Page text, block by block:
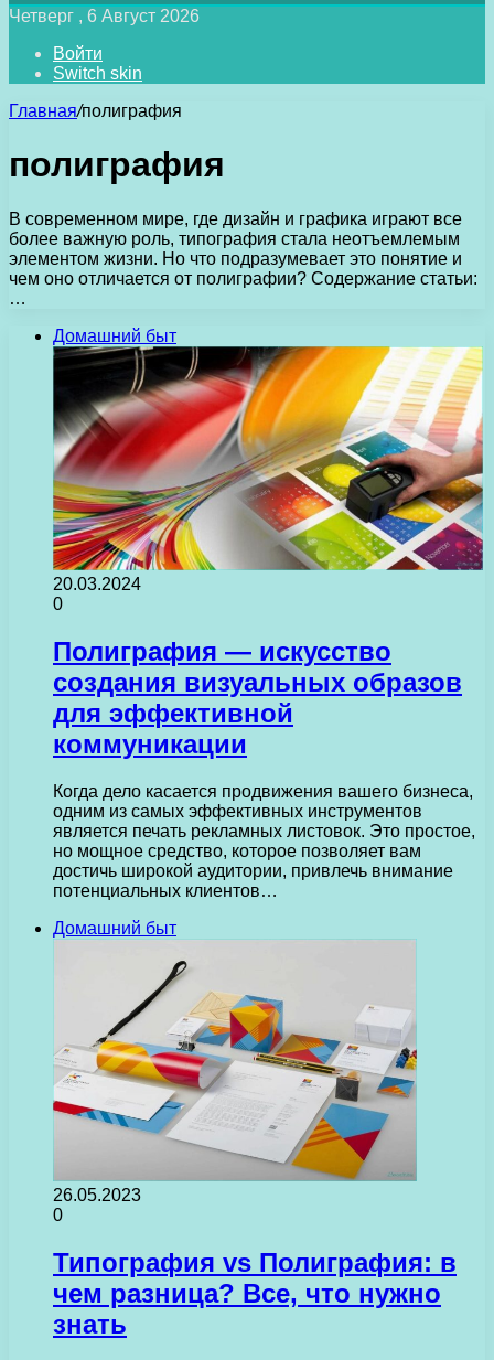
Четверг , 6 Август 2026
Войти
Switch skin
Главная/полиграфия
полиграфия
В современном мире, где дизайн и графика играют все
более важную роль, типография стала неотъемлемым
элементом жизни. Но что подразумевает это понятие и
чем оно отличается от полиграфии? Содержание статьи:
…
Домашний быт
20.03.2024
0
Полиграфия — искусство
создания визуальных образов
для эффективной
коммуникации
Когда дело касается продвижения вашего бизнеса,
одним из самых эффективных инструментов
является печать рекламных листовок. Это простое,
но мощное средство, которое позволяет вам
достичь широкой аудитории, привлечь внимание
потенциальных клиентов…
Домашний быт
26.05.2023
0
Типография vs Полиграфия: в
чем разница? Все, что нужно
знать